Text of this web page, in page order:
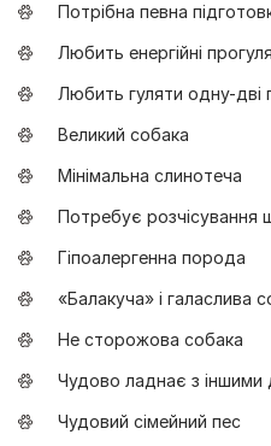
Потрібна певна
Любить енергійні
Любить гуляти одну-дві
Великий собака
Мінімальна слинотеча
Потребує розчісування
Гіпоалергенна порода
«Балакуча» і галаслива
Не сторожова собака
Чудово ладнає з
Чудовий сімейний пес